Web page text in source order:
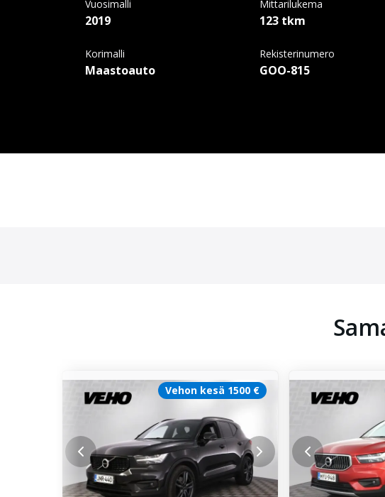
Vuosimalli
2019
Mittarilukema
123 tkm
Korimalli
Maastoauto
Rekisterinumero
GOO-815
Vehon kesä 1500 €